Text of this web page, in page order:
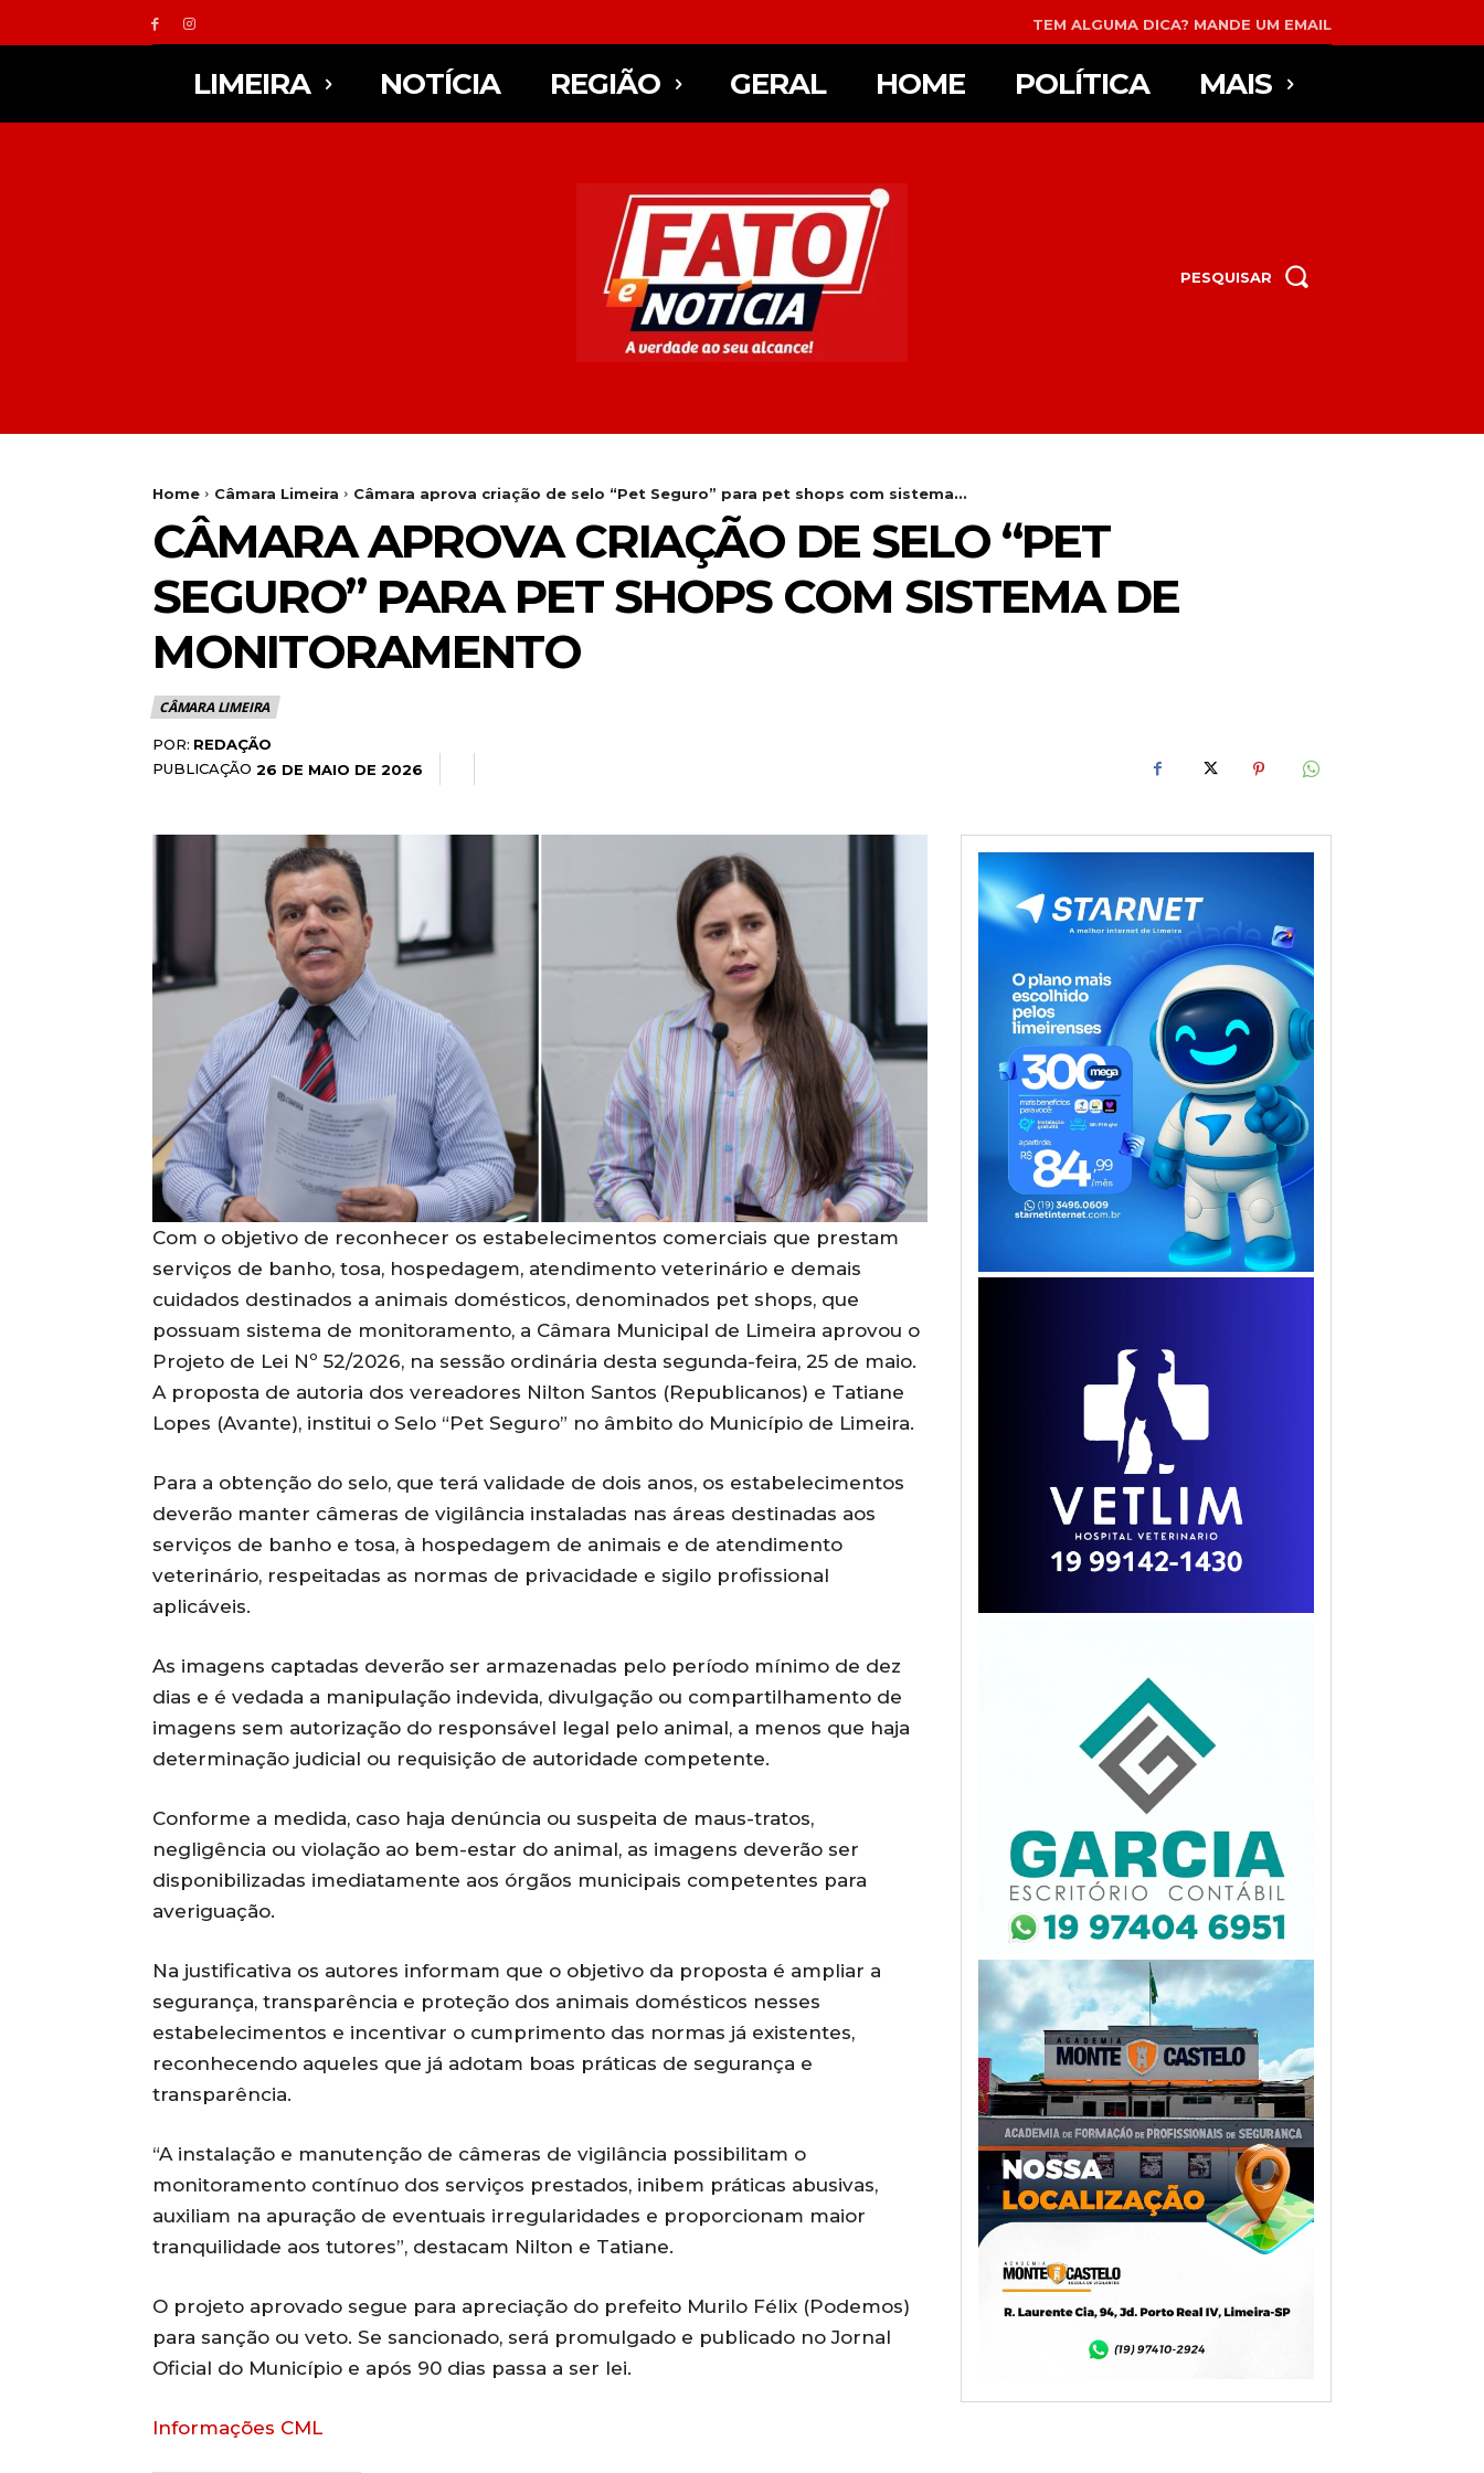
TEM ALGUMA DICA? MANDE UM EMAIL
LIMEIRA NOTÍCIA REGIÃO GERAL HOME POLÍTICA MAIS
PESQUISAR
Home Câmara Limeira Câmara aprova criação de selo “Pet Seguro” para pet shops com sistema...
CÂMARA APROVA CRIAÇÃO DE SELO “PET
SEGURO” PARA PET SHOPS COM SISTEMA DE
MONITORAMENTO
CÂMARA LIMEIRA
POR: REDAÇÃO
PUBLICAÇÃO 26 DE MAIO DE 2026
Com o objetivo de reconhecer os estabelecimentos comerciais que prestam
serviços de banho, tosa, hospedagem, atendimento veterinário e demais
cuidados destinados a animais domésticos, denominados pet shops, que
possuam sistema de monitoramento, a Câmara Municipal de Limeira aprovou o
Projeto de Lei Nº 52/2026, na sessão ordinária desta segunda-feira, 25 de maio.
A proposta de autoria dos vereadores Nilton Santos (Republicanos) e Tatiane
Lopes (Avante), institui o Selo “Pet Seguro” no âmbito do Município de Limeira.
Para a obtenção do selo, que terá validade de dois anos, os estabelecimentos
deverão manter câmeras de vigilância instaladas nas áreas destinadas aos
serviços de banho e tosa, à hospedagem de animais e de atendimento
veterinário, respeitadas as normas de privacidade e sigilo profissional
aplicáveis.
As imagens captadas deverão ser armazenadas pelo período mínimo de dez
dias e é vedada a manipulação indevida, divulgação ou compartilhamento de
imagens sem autorização do responsável legal pelo animal, a menos que haja
determinação judicial ou requisição de autoridade competente.
Conforme a medida, caso haja denúncia ou suspeita de maus-tratos,
negligência ou violação ao bem-estar do animal, as imagens deverão ser
disponibilizadas imediatamente aos órgãos municipais competentes para
averiguação.
Na justificativa os autores informam que o objetivo da proposta é ampliar a
segurança, transparência e proteção dos animais domésticos nesses
estabelecimentos e incentivar o cumprimento das normas já existentes,
reconhecendo aqueles que já adotam boas práticas de segurança e
transparência.
“A instalação e manutenção de câmeras de vigilância possibilitam o
monitoramento contínuo dos serviços prestados, inibem práticas abusivas,
auxiliam na apuração de eventuais irregularidades e proporcionam maior
tranquilidade aos tutores”, destacam Nilton e Tatiane.
O projeto aprovado segue para apreciação do prefeito Murilo Félix (Podemos)
para sanção ou veto. Se sancionado, será promulgado e publicado no Jornal
Oficial do Município e após 90 dias passa a ser lei.
Informações CML